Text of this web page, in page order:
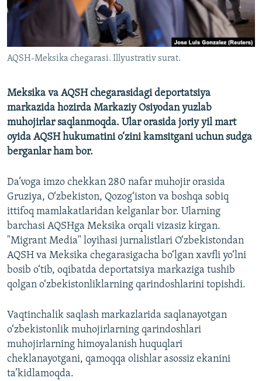
AQSH-Meksika chegarasi. Illyustrativ surat.
Meksika va AQSH chegarasidagi deportatsiya
markazida hozirda Markaziy Osiyodan yuzlab
muhojirlar saqlanmoqda. Ular orasida joriy yil mart
oyida AQSH hukumatini o‘zini kamsitgani uchun sudga
berganlar ham bor.
Da’voga imzo chekkan 280 nafar muhojir orasida
Gruziya, O‘zbekiston, Qozog‘iston va boshqa sobiq
ittifoq mamlakatlaridan kelganlar bor. Ularning
barchasi AQSHga Meksika orqali vizasiz kirgan.
"Migrant Media" loyihasi jurnalistlari O‘zbekistondan
AQSH va Meksika chegarasigacha bo‘lgan xavfli yo‘lni
bosib o‘tib, oqibatda deportatsiya markaziga tushib
qolgan o‘zbekistonliklarning qarindoshlarini topishdi.
Vaqtinchalik saqlash markazlarida saqlanayotgan
o‘zbekistonlik muhojirlarning qarindoshlari
muhojirlarning himoyalanish huquqlari
cheklanayotgani, qamoqqa olishlar asossiz ekanini
ta’kidlamoqda.